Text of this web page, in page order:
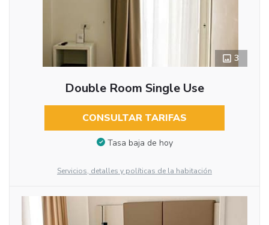
3
Double Room Single Use
CONSULTAR TARIFAS
Tasa baja de hoy
Servicios, detalles y políticas de la habitación